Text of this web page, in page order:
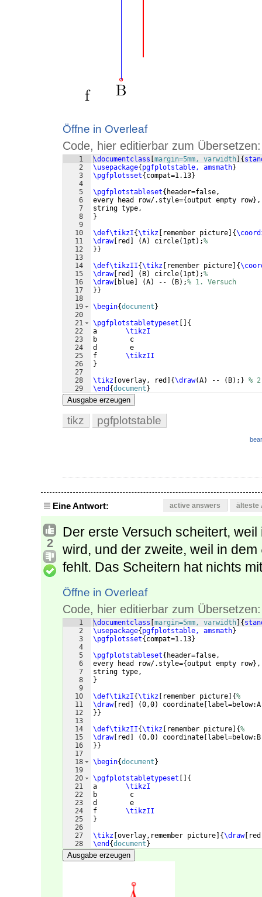
Öffne in Overleaf
Code, hier editierbar zum Übersetzen:
1
2
3
4
5
6
7
8
9
10
11
12
13
14
15
16
17
18
19
20
21
22
23
24
25
26
27
28
29
\documentclass margin=5mm, varwidth {
\usepackage{ pgfplotstable, amsmath}
\pgfplotsset{ compat=1.13}
\pgfplotstableset{ header=false,
every head row/.style={output empty row}
string type,
}
\def\tikzI{\tikz remember picture {
\draw[ red (A) circle( 1pt ) ;%
}}
\def\tikzII{\tikz remember picture {
\draw[ red ( B) circle( 1pt ) ;%
\draw[ blue (A) -- ( B) ;% 1. Versuch
}}
\begin{document }
\pgfplotstabletypeset
{
a \tikzI
b        c
d        e
f \tikzII
}
\tikz overlay, red {\draw(A) -- ( B) ; } %
\end {document }
Ausgabe erzeugen
tikz pgfplotstable
Eine Antwort: active answers älteste
2
Der erste Versuch scheitert,
wird, und der zweite, weil in dem
fehlt. Das Scheitern hat nichts
Öffne in Overleaf
Code, hier editierbar zum Übersetzen:
1
2
3
4
5
6
7
8
9
10
11
12
13
14
15
16
17
18
19
20
21
22
23
24
25
26
27
28
\documentclass margin=5mm, varwidth {
\usepackage{ pgfplotstable, amsmath}
\pgfplotsset{ compat=1.13}
\pgfplotstableset{ header=false,
every head row/.style={output empty row}
string type,
}
\def\tikzI{\tikz remember picture {%
\draw[ red (0,0) coordinate label=below:A
}}
\def\tikzII{\tikz remember picture {%
\draw[ red (0,0) coordinate label=below:B
}}
\begin{document }
\pgfplotstabletypeset
{
a \tikzI
b        c
d        e
f \tikzII
}
\tikz overlay,remember picture {\draw[ red
\end {document }
Ausgabe erzeugen